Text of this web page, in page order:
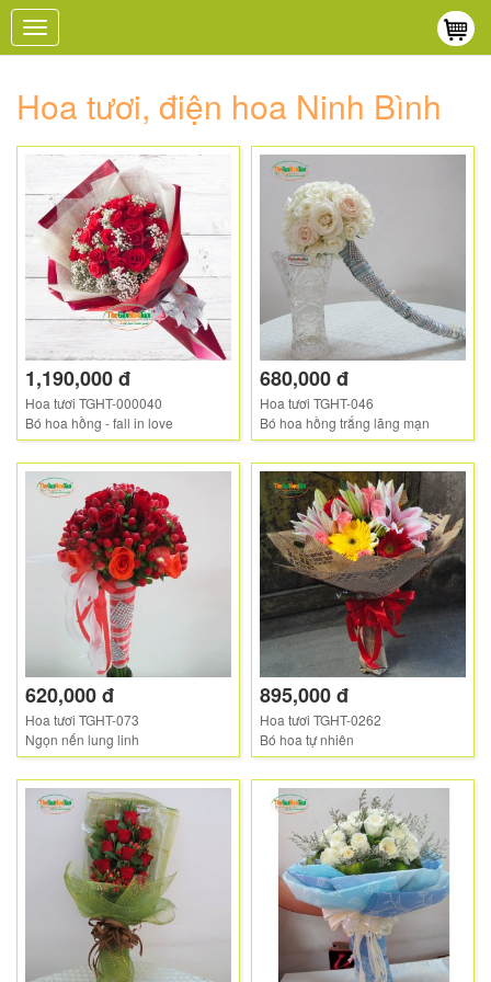
Toggle
navigation
Hoa tươi, điện hoa Ninh Bình
1,190,000 đ
Hoa tươi TGHT-000040
Bó hoa hồng - fall in love
680,000 đ
Hoa tươi TGHT-046
Bó hoa hồng trắng lãng mạn
620,000 đ
Hoa tươi TGHT-073
Ngọn nến lung linh
895,000 đ
Hoa tươi TGHT-0262
Bó hoa tự nhiên